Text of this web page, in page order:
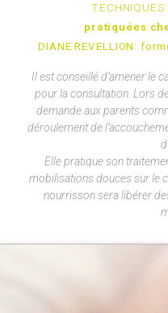
TECHNIQUES
pratiquées
DIANE REVELLION:
Il est conseillé d’amener le
pour la consultation. Lors
demande aux parents
déroulement de
Elle pratique son
mobilisations douces sur le
nourrisson sera libérer